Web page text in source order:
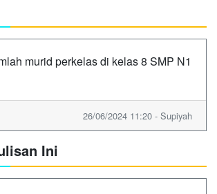
murid perkelas di kelas 8 SMP N1
26/06/2024 11:20 - Supiyah
Ini